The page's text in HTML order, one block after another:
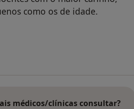
como os de idade.
médicos/clínicas consultar?